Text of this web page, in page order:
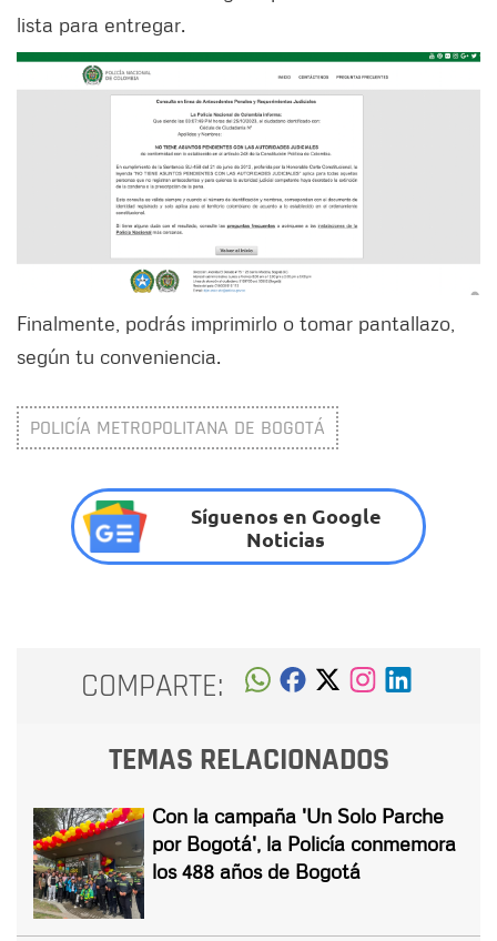
lista para entregar.
Finalmente, podrás imprimirlo o tomar pantallazo,
según tu conveniencia.
POLICÍA METROPOLITANA DE BOGOTÁ
Síguenos en Google
Noticias
COMPARTE:
TEMAS RELACIONADOS
Con la campaña 'Un Solo Parche
por Bogotá', la Policía conmemora
los 488 años de Bogotá